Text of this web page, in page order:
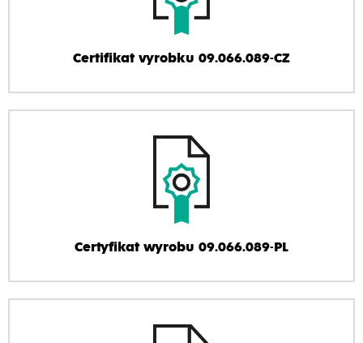
Certifikat vyrobku 09.066.089-CZ
Certyfikat wyrobu 09.066.089-PL